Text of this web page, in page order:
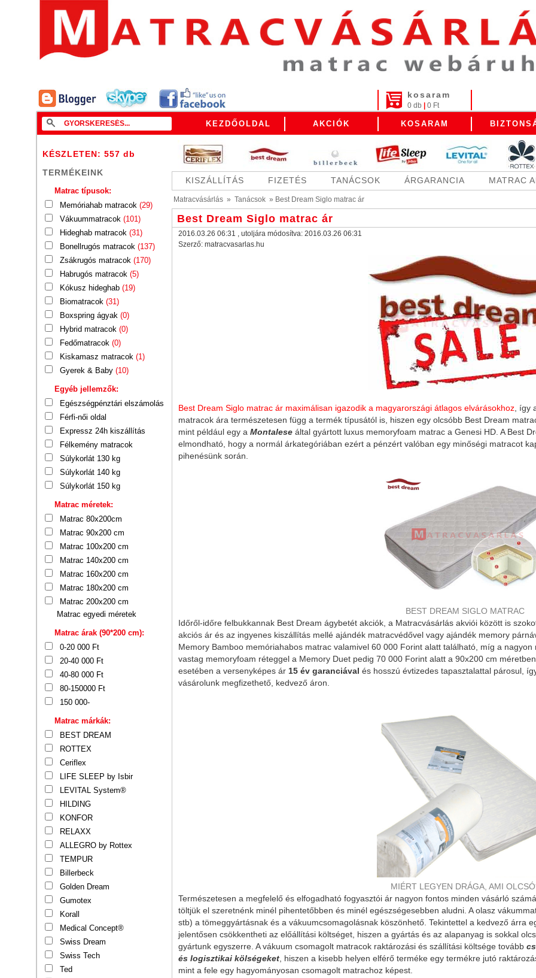
kosaram
0 db 0 Ft
KEZDŐOLDAL AKCIÓK KOSARAM
KÉSZLETEN: 557 db
TERMÉKEINK
Matrac típusok:
Memóriahab matracok (29)
Vákuummatracok (101)
Hideghab matracok (31)
Bonellrugós matracok (137)
Zsákrugós matracok (170)
Habrugós matracok (5)
Kókusz hideghab (19)
Biomatracok (31)
Boxspring ágyak (0)
Hybrid matracok (0)
Fedőmatracok (0)
Kiskamasz matracok (1)
Gyerek & Baby (10)
Egyéb jellemzők:
Egészségpénztári elszámolás
Férfi-női oldal
Expressz 24h kiszállítás
Félkemény matracok
Súlykorlát 130 kg
Súlykorlát 140 kg
Súlykorlát 150 kg
Matrac méretek:
Matrac 80x200cm
Matrac 90x200 cm
Matrac 100x200 cm
Matrac 140x200 cm
Matrac 160x200 cm
Matrac 180x200 cm
Matrac 200x200 cm
Matrac egyedi méretek
Matrac árak (90*200 cm):
0-20 000 Ft
20-40 000 Ft
40-80 000 Ft
80-150000 Ft
150 000-
Matrac márkák:
BEST DREAM
ROTTEX
Ceriflex
LIFE SLEEP by Isbir
LEVITAL System®
HILDING
KONFOR
RELAXX
ALLEGRO by Rottex
TEMPUR
Billerbeck
Golden Dream
Gumotex
Korall
Medical Concept®
Swiss Dream
Swiss Tech
Ted
KISZÁLLÍTÁS FIZETÉS TANÁCSOK ÁRGARANCIA MATRAC
Matracvásárlás » Tanácsok » Best Dream Siglo matrac ár
Best Dream Siglo matrac ár
2016.03.26 06:31 , utoljára módosítva: 2016.03.26 06:31
Szerző: matracvasarlas.hu
Best Dream Siglo matrac ár maximálisan igazodik a magyarországi átlagos elvárásokhoz ,
matracok ára természetesen függ a termék típusától is, hiszen egy olcsóbb Best Dream
mint például egy a Montalese által gyártott luxus memoryfoam matrac a Genesi HD. A Best
elmondható, hogy a normál árkategóriában ezért a pénzért valóban egy minőségi matracot
pihenésünk során.
BEST DREAM SIGLO MATRAC
Időről-időre felbukkannak Best Dream ágybetét akciók, a Matracvásárlás akviói között is
akciós ár és az ingyenes kiszállítás mellé ajándék matracvédővel vagy ajándék memory
Memory Bamboo memóriahabos matrac valamivel 60 000 Forint alatt található, míg a
vastag memoryfoam réteggel a Memory Duet pedig 70 000 Forint alatt a 90x200 cm
esetében a versenyképes ár 15 év garanciával és hosszú évtizedes tapasztalattal párosul,
vásárolunk megfizethető, kedvező áron.
MIÉRT LEGYEN DRÁGA, AMI
Természetesen a megfelelő és elfogadható fogyasztói ár nagyon fontos minden vásárló
töltjük el szeretnénk minél pihentetőbben és minél egészségesebben aludni. A olasz
stb) a tömeggyártásnak és a vákuumcsomagolásnak köszönhető. Tekintettel a kedvező árra
jelentősen csökkentheti az előállítási költséget, hiszen a gyártás és az alapanyag is sokkal
gyártunk egyszerre. A vákuum csomagolt matracok raktározási és szállítási költsége tovább
és logisztikai kölségeket , hiszen a kisebb helyen elférő terméke egy termékre jutó
mint a fele egy hagyományosan csomagolt matrachoz képest.